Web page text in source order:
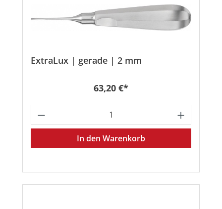
ExtraLux | gerade | 2 mm
Regulärer Preis:
63,20 €*
Produkt Anzahl: Gib den
In den Warenkorb